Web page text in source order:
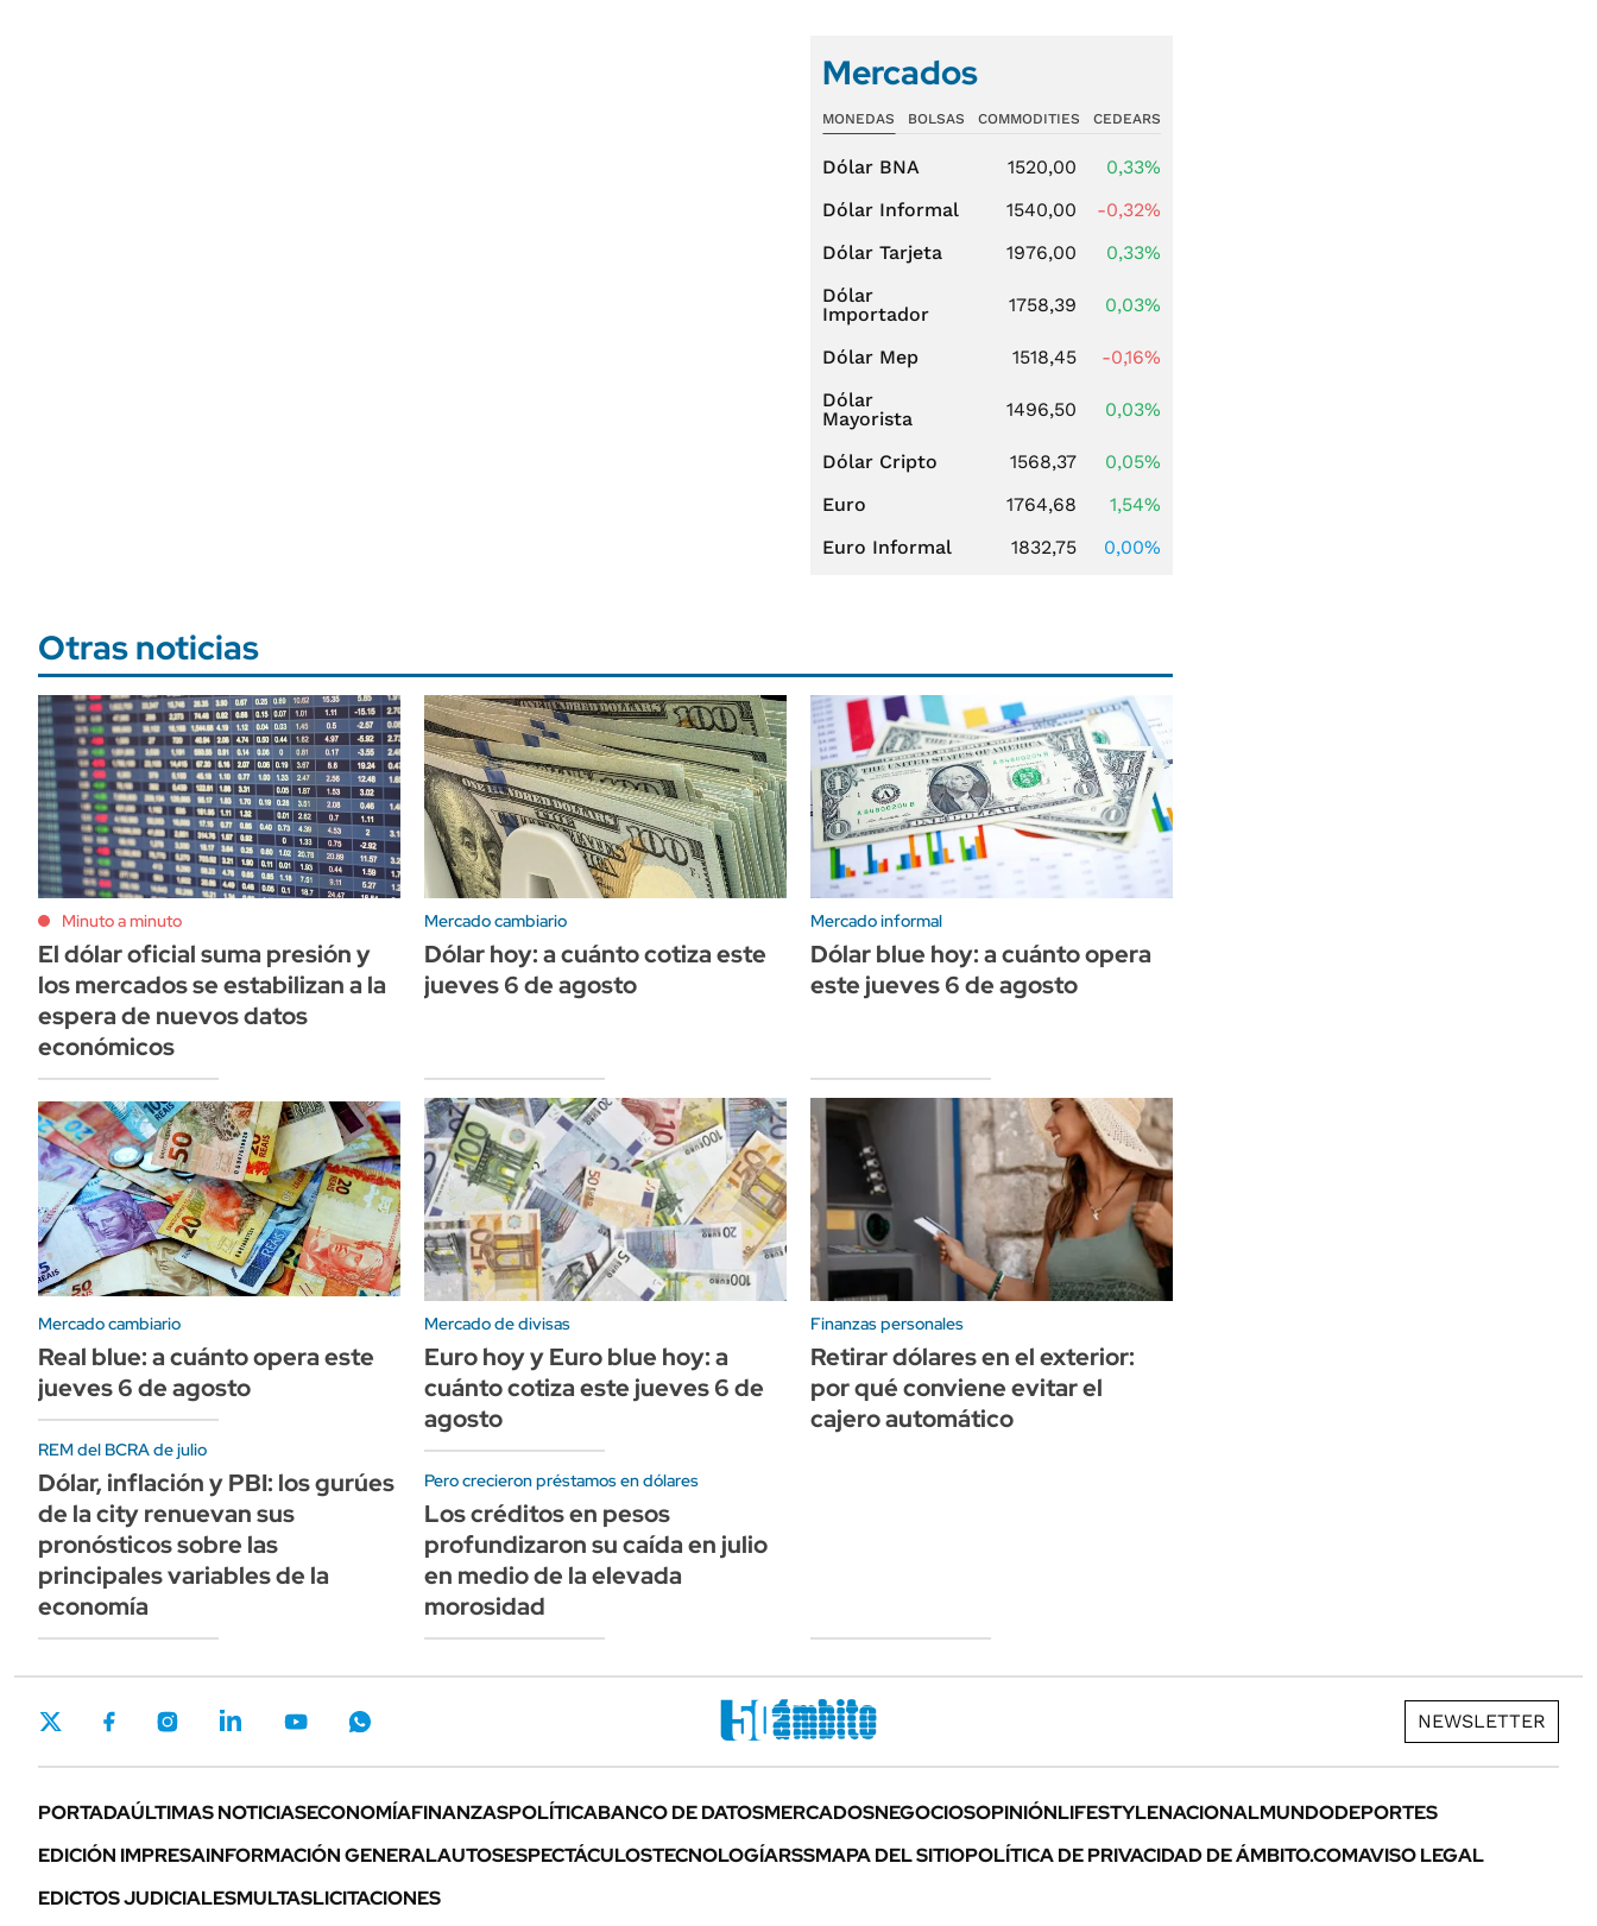
Mercados
MONEDAS BOLSAS COMMODITIES CEDEARS
Dólar BNA 1520,00
0,33%
Dólar Informal
1540,00
-0,32%
Dólar Tarjeta
1976,00
0,33%
Dólar
Importador
1758,39 0,03%
Dólar Mep 1518,45
-0,16%
Dólar
Mayorista
1496,50 0,03%
Dólar Cripto 1568,37
0,05%
Euro
1764,68
1,54%
Euro Informal
1832,75 0,00%
Otras noticias
Minuto a minuto
El dólar oficial suma presión y
los mercados se estabilizan a la
espera de nuevos datos
económicos
Mercado cambiario
Dólar hoy: a cuánto cotiza este
jueves 6 de agosto
Mercado informal
Dólar blue hoy: a cuánto opera
este jueves 6 de agosto
Mercado cambiario
Real blue: a cuánto opera este
jueves 6 de agosto
REM del BCRA de julio
Dólar, inflación y PBI: los gurúes
de la city renuevan sus
pronósticos sobre las
principales variables de la
economía
Mercado de divisas
Euro hoy y Euro blue hoy: a
cuánto cotiza este jueves 6 de
agosto
Pero crecieron préstamos en dólares
Los créditos en pesos
profundizaron su caída en julio
en medio de la elevada
morosidad
Finanzas personales
Retirar dólares en el exterior:
por qué conviene evitar el
cajero automático
NEWSLETTER
PORTADAÚLTIMAS NOTICIASECONOMÍAFINANZASPOLÍTICABANCO DE DATOSMERCADOSNEGOCIOSOPINIÓNLIFESTYLENACIONALMUNDODEPORTES
EDICIÓN IMPRESAINFORMACIÓN GENERALAUTOSESPECTÁCULOSTECNOLOGÍARSSMAPA DEL SITIOPOLÍTICA DE PRIVACIDAD DE ÁMBITO.COMAVISO LEGAL
EDICTOS JUDICIALESMULTASLICITACIONES